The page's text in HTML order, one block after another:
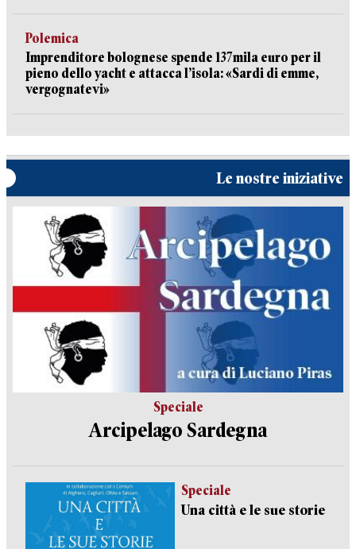
Polemica
Imprenditore bolognese spende 137mila euro per il
pieno dello yacht e attacca l’isola: «Sardi di emme,
vergognatevi»
Le nostre iniziative
Speciale
Arcipelago Sardegna
Speciale
Una città e le sue storie